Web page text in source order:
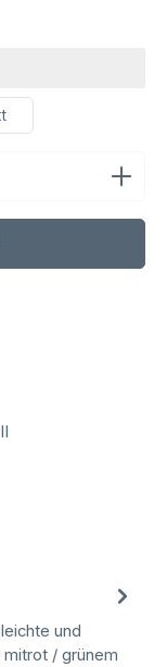
Wert ein
und
/ grünem